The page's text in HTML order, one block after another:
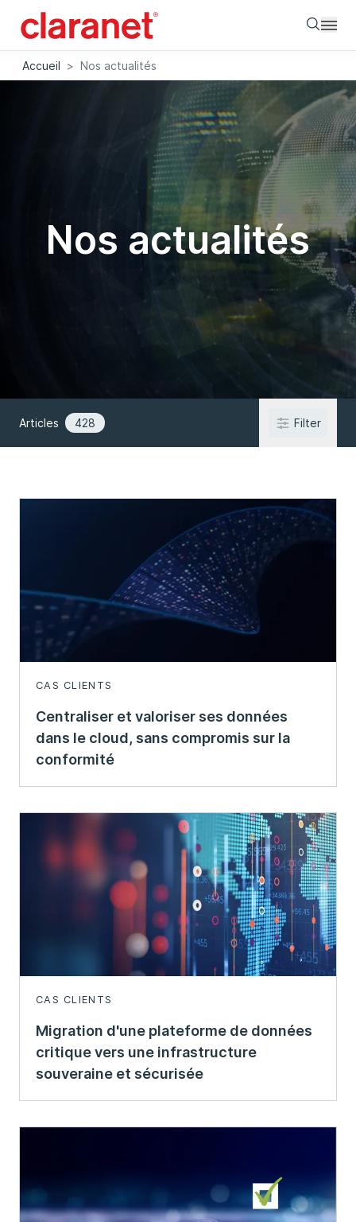
Accueil > Nos actualités
Nos actualités
Articles 428 Filter
CAS CLIENTS
Centraliser et valoriser ses données
dans le cloud, sans compromis sur la
conformité
CAS CLIENTS
Migration d'une plateforme de données
critique vers une infrastructure
souveraine et sécurisée